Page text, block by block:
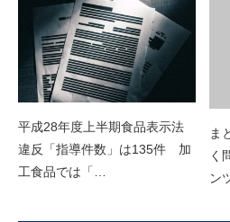
平成28年度上半期食品表示法
違反「指導件数」は135件 加
工食品では「…
ま
く
ン